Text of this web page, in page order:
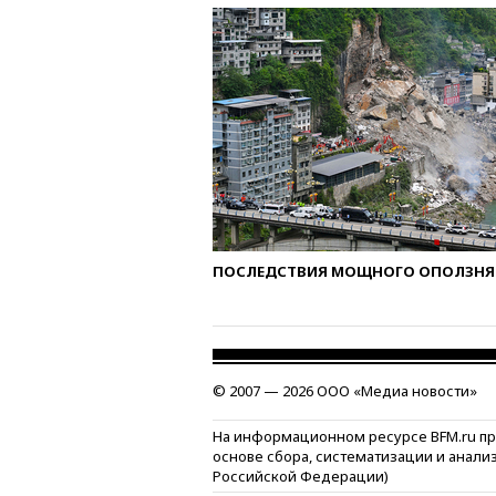
ПОСЛЕДСТВИЯ МОЩНОГО ОПОЛЗНЯ
© 2007 — 2026 ООО «Медиа новости»
На информационном ресурсе BFM.ru
основе сбора, систематизации и
Российской Федерации)